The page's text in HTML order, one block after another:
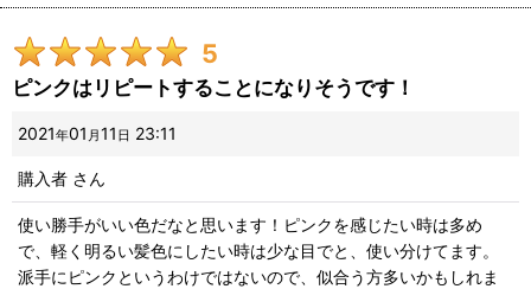
5
ピンクはリピートすることになりそうです！
2021年01 月 11 日 23:11
購入者 さん
使い勝手がいい色だなと思います！ピンクを感じたい時は多め
で、軽く明るい髪色にしたい時は少な目でと、使い分けてます。
派手にピンクというわけではないので、似合う方多いかもしれま